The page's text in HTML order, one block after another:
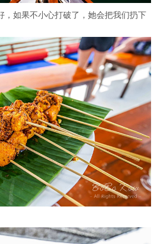
，如果不小心打破了，她会把我们扔下